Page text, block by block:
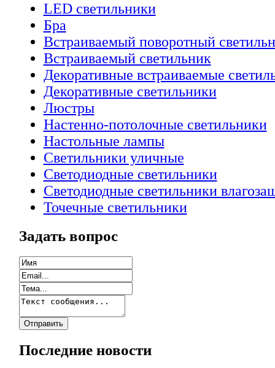
LED светильники
Бра
Встраиваемый поворотный
Встраиваемый светильник
Декоративные встраиваемые
Декоративные светильники
Люстры
Настенно-потолочные светильники
Настольные лампы
Светильники уличные
Светодиодные светильники
Светодиодные светильники
Точечные светильники
Задать вопрос
Последние новости